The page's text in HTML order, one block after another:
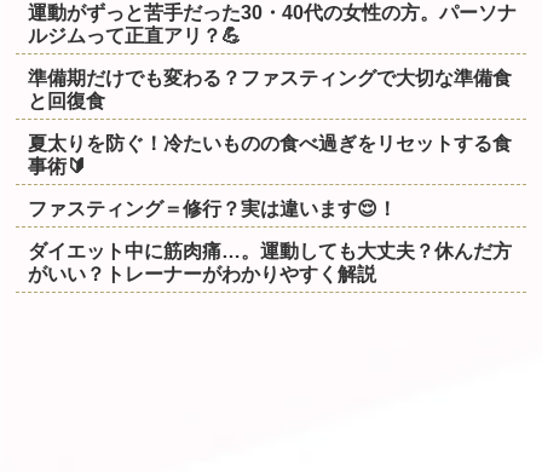
運動がずっと苦手だった30・40代の女性の方。パーソナ
ルジムって正直アリ？💪
準備期だけでも変わる？ファスティングで大切な準備食
と回復食
夏太りを防ぐ！冷たいものの食べ過ぎをリセットする食
事術🔰
ファスティング＝修行？実は違います😌！
ダイエット中に筋肉痛…。運動しても大丈夫？休んだ方
がいい？トレーナーがわかりやすく解説